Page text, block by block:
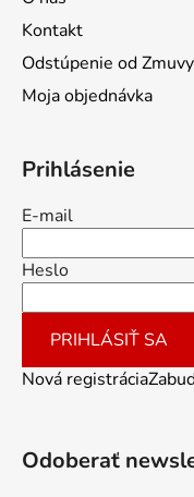
Kontakt
Odstúpenie od Zmuvy
Moja objednávka
Prihlásenie
E-mail
Heslo
PRIHLÁSIŤ SA
Nová registrácia
Odoberať